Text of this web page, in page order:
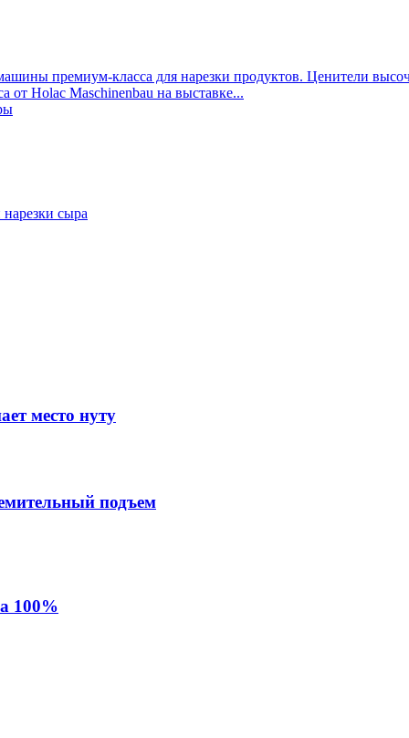
премиум-класса для нарезки продуктов. Ценители
от Holac Maschinenbau на выставке...
сыра
место нуту
подъем
100%